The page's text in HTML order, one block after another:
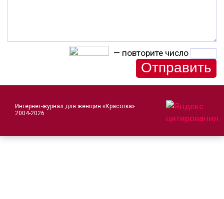
— повторите число
Интернет-журнал для женщин «Красотка»
2004-2026